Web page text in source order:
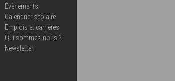
Évènements
Calendrier scolaire
Emplois et carrières
Qui sommes-nous ?
Newsletter